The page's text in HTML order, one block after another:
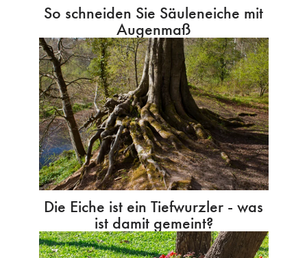
So schneiden Sie Säuleneiche mit
Augenmaß
Die Eiche ist ein Tiefwurzler - was
ist damit gemeint?